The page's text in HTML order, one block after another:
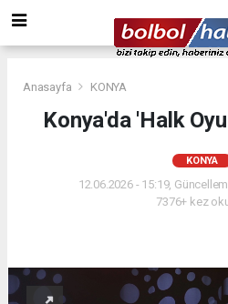
Anasayfa KONYA
Konya'da 'Halk
KONYA
12.06.2026 - 15:19,
7376+ kez